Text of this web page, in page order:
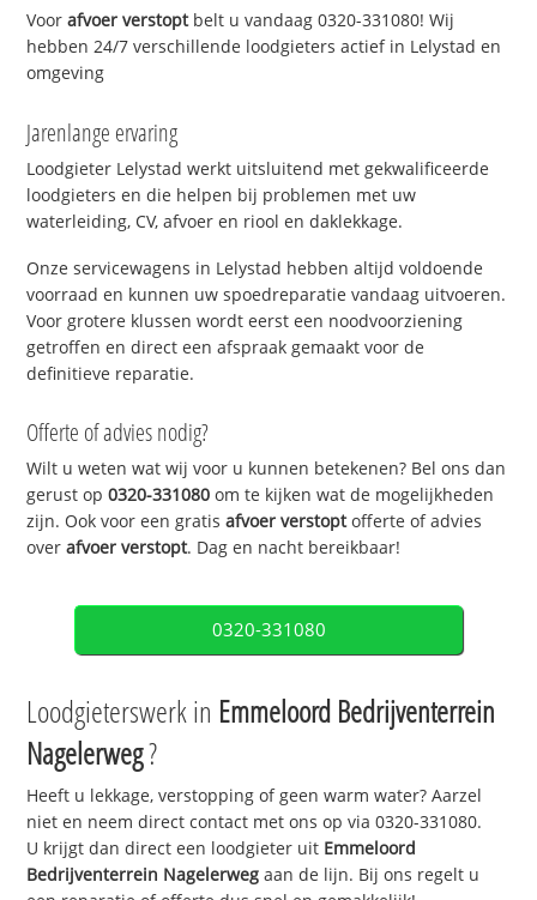
Voorafvoer verstoptbelt u vandaag 0320-331080! Wij
hebben 24/7 verschillende loodgieters actief in Lelystad en
omgeving
Jarenlange ervaring
Loodgieter Lelystad werkt uitsluitend met gekwalificeerde
loodgieters en die helpen bij problemen met uw
waterleiding, CV, afvoer en riool en daklekkage.
Onze servicewagens in Lelystad hebben altijd voldoende
voorraad en kunnen uw spoedreparatie vandaag uitvoeren.
Voor grotere klussen wordt eerst een noodvoorziening
getroffen en direct een afspraak gemaakt voor de
definitieve reparatie.
Offerte of advies nodig?
Wilt u weten wat wij voor u kunnen betekenen? Bel ons dan
gerust op0320-331080 om te kijken wat de mogelijkheden
zijn. Ook voor een gratisafvoer verstoptofferte of advies
overafvoer verstopt. Dag en nacht bereikbaar!
0320-331080
Loodgieterswerk in Emmeloord Bedrijventerrein
Nagelerweg?
Heeft u lekkage, verstopping of geen warm water? Aarzel
niet en neem direct contact met ons op via 0320-331080.
U krijgt dan direct een loodgieter uit Emmeloord
Bedrijventerrein Nagelerwegaan de lijn. Bij ons regelt u